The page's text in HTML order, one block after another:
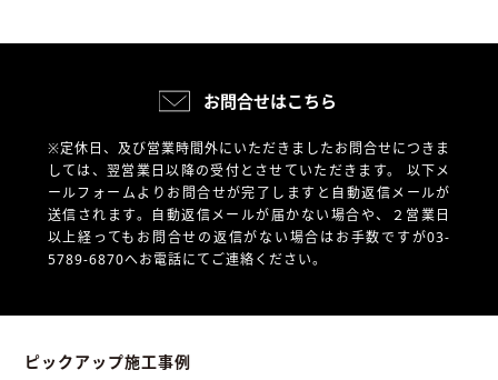
お問合せはこちら
※定休日、及び営業時間外にいただきましたお問合せにつきま
しては、翌営業日以降の受付とさせていただきます。 以下メ
ールフォームよりお問合せが完了しますと自動返信メールが
送信されます。自動返信メールが届かない場合や、
２営業日
以上経ってもお問合せの返信がない場合はお手数ですが03-
5789-6870へお電話にてご連絡ください。
ピックアップ施工事例